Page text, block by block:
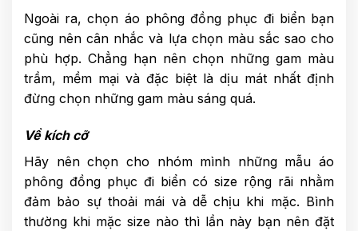
Ngoài ra, chọn áo phông đồng phục đi biển bạn
cũng nên cân nhắc và lựa chọn màu sắc sao cho
phù hợp. Chẳng hạn nên chọn những gam màu
trầm, mềm mại và đặc biệt là dịu mát nhất định
đừng chọn những gam màu sáng quá.
Về kích cỡ
Hãy nên chọn cho nhóm mình những mẫu áo
phông đồng phục đi biển có size rộng rãi nhằm
đảm bảo sự thoải mái và dễ chịu khi mặc. Bình
thường khi mặc size nào thì lần này bạn nên đặt